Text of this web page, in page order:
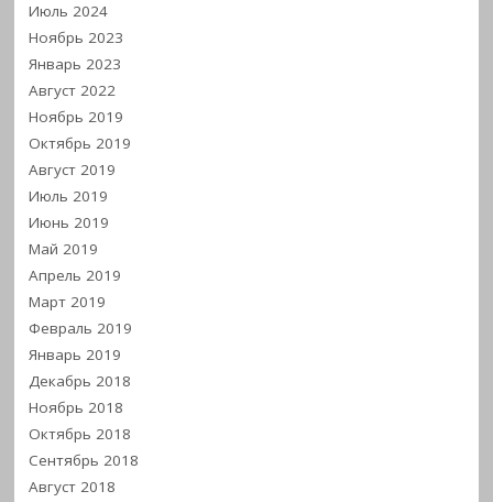
Июль 2024
Ноябрь 2023
Январь 2023
Август 2022
Ноябрь 2019
Октябрь 2019
Август 2019
Июль 2019
Июнь 2019
Май 2019
Апрель 2019
Март 2019
Февраль 2019
Январь 2019
Декабрь 2018
Ноябрь 2018
Октябрь 2018
Сентябрь 2018
Август 2018